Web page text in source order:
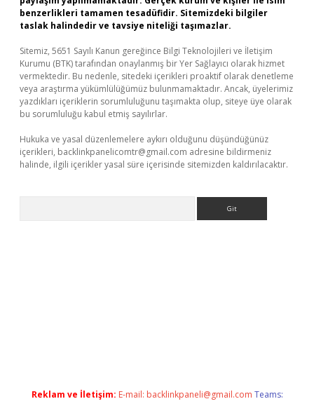
benzerlikleri tamamen tesadüfidir. Sitemizdeki bilgiler
taslak halindedir ve tavsiye niteliği taşımazlar.
Sitemiz, 5651 Sayılı Kanun gereğince Bilgi Teknolojileri ve İletişim
Kurumu (BTK) tarafından onaylanmış bir Yer Sağlayıcı olarak hizmet
vermektedir. Bu nedenle, sitedeki içerikleri proaktif olarak denetleme
veya araştırma yükümlülüğümüz bulunmamaktadır. Ancak, üyelerimiz
yazdıkları içeriklerin sorumluluğunu taşımakta olup, siteye üye olarak
bu sorumluluğu kabul etmiş sayılırlar.
Hukuka ve yasal düzenlemelere aykırı olduğunu düşündüğünüz
içerikleri, backlinkpanelicomtr@gmail.com adresine bildirmeniz
halinde, ilgili içerikler yasal süre içerisinde sitemizden kaldırılacaktır.
Reklam ve İletişim: E-mail: backlinkpaneli@gmail.com Teams: